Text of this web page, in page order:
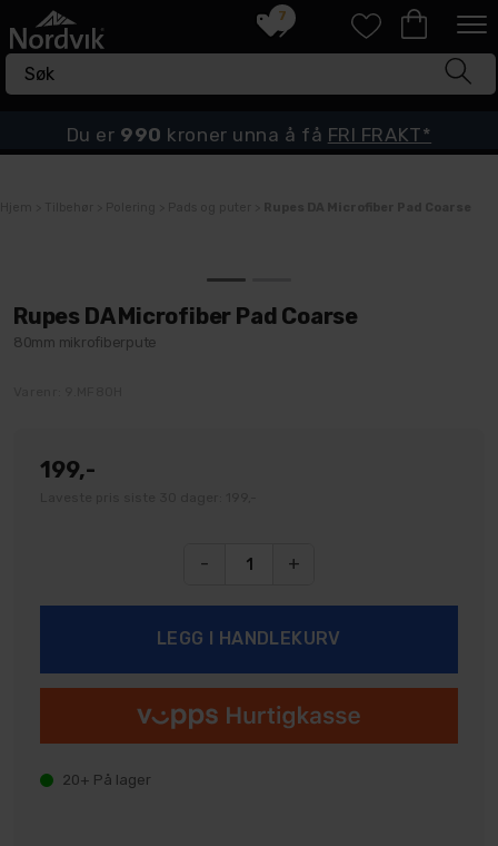
7
Du er 990 kroner unna å få FRI FRAKT*
Rupes DA Microfiber Pad Coarse
80mm mikrofiberpute
199,-
- +
20+ På lager